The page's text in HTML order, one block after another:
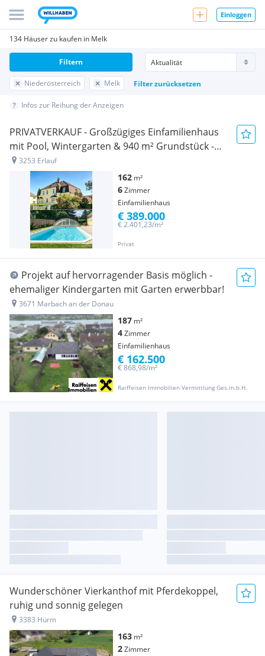
Einloggen
134 Häuser zu kaufen in Melk
Niederösterreich Melk Filter zurücksetzen
Filtern
Infos zur Reihung der Anzeigen
PRIVATVERKAUF - Großzügiges Einfamilienhaus
mit Pool, Wintergarten & 940 m² Grundstück -
PROVISIONSFREI-
3253 Erlauf
162 m²
6Zimmer
Einfamilienhaus
Privat
€ 2.401,23/m²
€ 389.000
Projekt auf hervorragender Basis möglich -
ehemaliger Kindergarten mit Garten erwerbbar!
3671 Marbach an der Donau
187 m²
4Zimmer
Einfamilienhaus
Raiffeisen Immobilien Vermittlung Ges.m.b.H.
€ 868,98/m²
€ 162.500
Wunderschöner Vierkanthof mit Pferdekoppel,
ruhig und sonnig gelegen
3383 Hürm
163 m²
2Zimmer